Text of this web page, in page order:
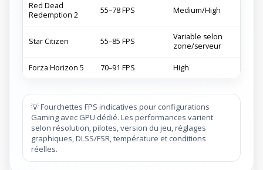
Red Dead
Redemption 2
55–78 FPS Medium/High
Star Citizen 55–85 FPS
Variable selon
zone/serveur
Forza Horizon 5 70–91 FPS High
💡 Fourchettes FPS indicatives pour configurations
Gaming avec GPU dédié. Les performances varient
selon résolution, pilotes, version du jeu, réglages
graphiques, DLSS/FSR, température et conditions
réelles.